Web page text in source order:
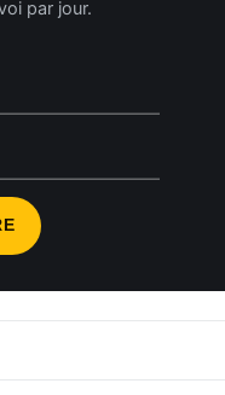
par jour.